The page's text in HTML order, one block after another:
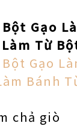
Bột Gạo
Từ
Bột Gạo
Bánh
chả giò